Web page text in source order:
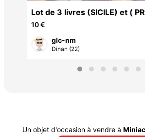
Lot de 3 livres (SICILE) et (
10 €
glc-nm
Dinan (22)
Un objet d'occasion à vendre à